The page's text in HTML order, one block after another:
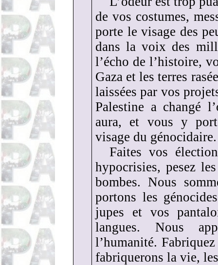
de vos costumes,
porte le visage des
dans la voix des
l’écho de l’histoire,
Gaza et les terres
laissées par vos
Palestine a changé
aura, et vous y
visage du génocidaire.
Faites vos
hypocrisies, pesez
bombes. Nous
portons les
jupes et vos
langues. Nous
l’humanité.
fabriquerons la vie,